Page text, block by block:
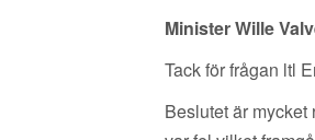
Minister Wille
Tack för frågan ltl
Beslutet är